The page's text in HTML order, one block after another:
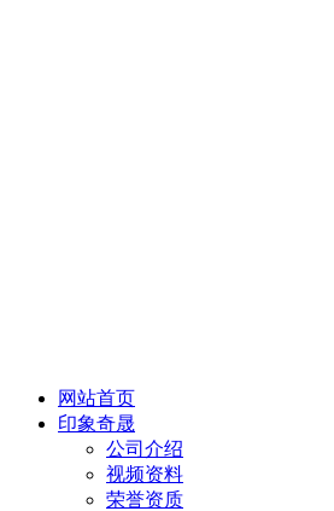
网站首页
印象奇晟
公司介绍
视频资料
荣誉资质